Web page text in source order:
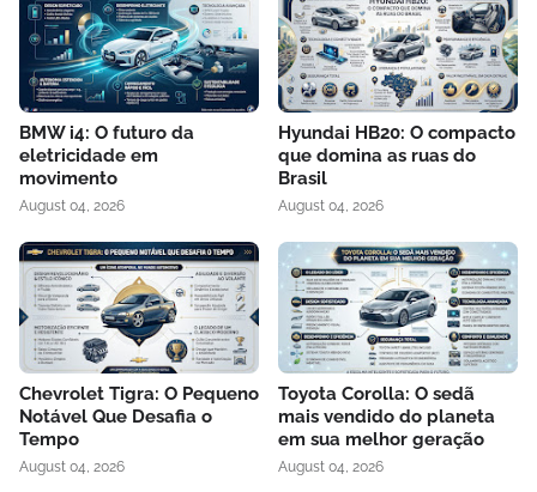
BMW i4: O futuro da
eletricidade em
movimento
August 04, 2026
Hyundai HB20: O compacto
que domina as ruas do
Brasil
August 04, 2026
Chevrolet Tigra: O Pequeno
Notável Que Desafia o
Tempo
August 04, 2026
Toyota Corolla: O sedã
mais vendido do planeta
em sua melhor geração
August 04, 2026